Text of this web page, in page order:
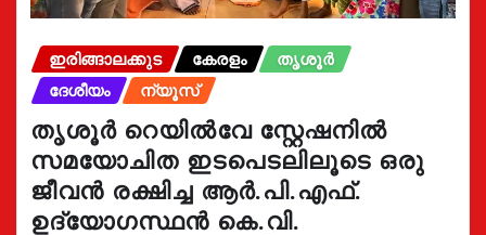
ഇരിങ്ങാലക്കുട കേരളം
തൃശൂർ
ദേശീയം
ന്യൂസ്
തൃശൂർ റെയിൽവേ സ്റ്റേഷനിൽ
സമയോചിത ഇടപെടലിലൂടെ ഒരു
ജീവൻ രക്ഷിച്ച ആർ.പി.എഫ്.
ഉദ്യോഗസ്ഥൻ കെ.വി.